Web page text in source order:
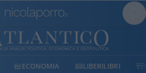
LIBERILIBRI SHOP